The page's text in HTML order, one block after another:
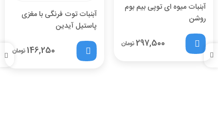
آبنبات میوه ای توپی بیم بوم
روشن
297,500تومان
آبنبات توت فرنگی با مغزی
پاستیل آیدین
146,250تومان